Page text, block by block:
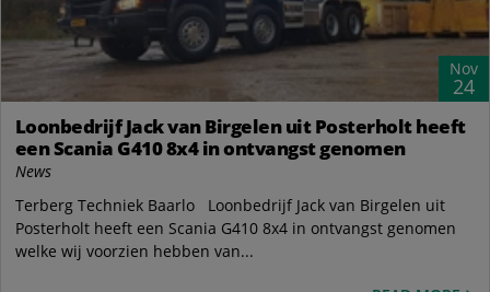
Nov
24
Loonbedrijf Jack van Birgelen uit Posterholt heeft
een Scania G410 8x4 in ontvangst genomen
News
Terberg Techniek Baarlo Loonbedrijf Jack van Birgelen uit
Posterholt heeft een Scania G410 8x4 in ontvangst genomen
welke wij voorzien hebben van...